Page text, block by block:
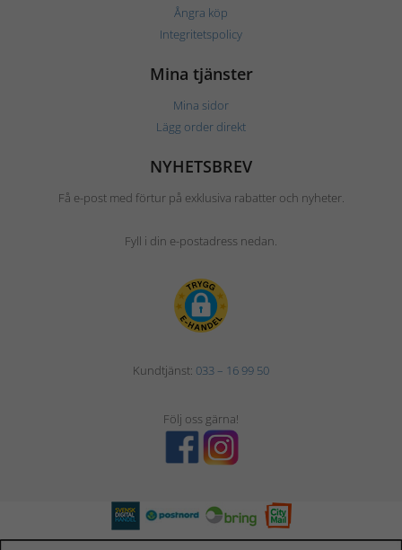
Ångra köp
Integritetspolicy
Mina tjänster
Mina sidor
Lägg order direkt
NYHETSBREV
Få e-post med förtur på exklusiva rabatter och nyheter.
Fyll i din e-postadress nedan.
Kundtjänst: 033 – 16 99 50
Följ oss gärna!